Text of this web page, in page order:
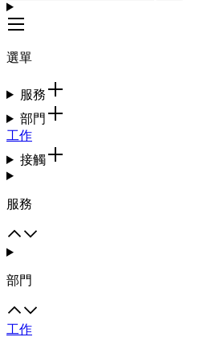
選單
服務
部門
工作
接觸
服務
部門
工作